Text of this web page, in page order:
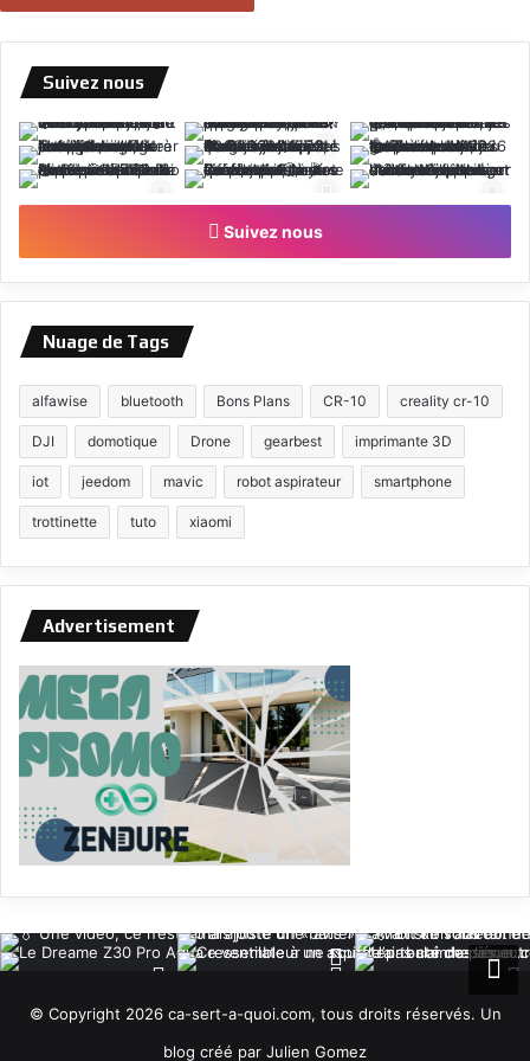
Suivez nous
Suivez nous
Nuage de Tags
alfawise bluetooth Bons Plans CR-10 creality cr-10
DJI domotique Drone gearbest imprimante 3D
iot jeedom mavic robot aspirateur smartphone
trottinette tuto xiaomi
Advertisement
© Copyright 2026 ca-sert-a-quoi.com, tous droits réservés. Un
blog créé par Julien Gomez